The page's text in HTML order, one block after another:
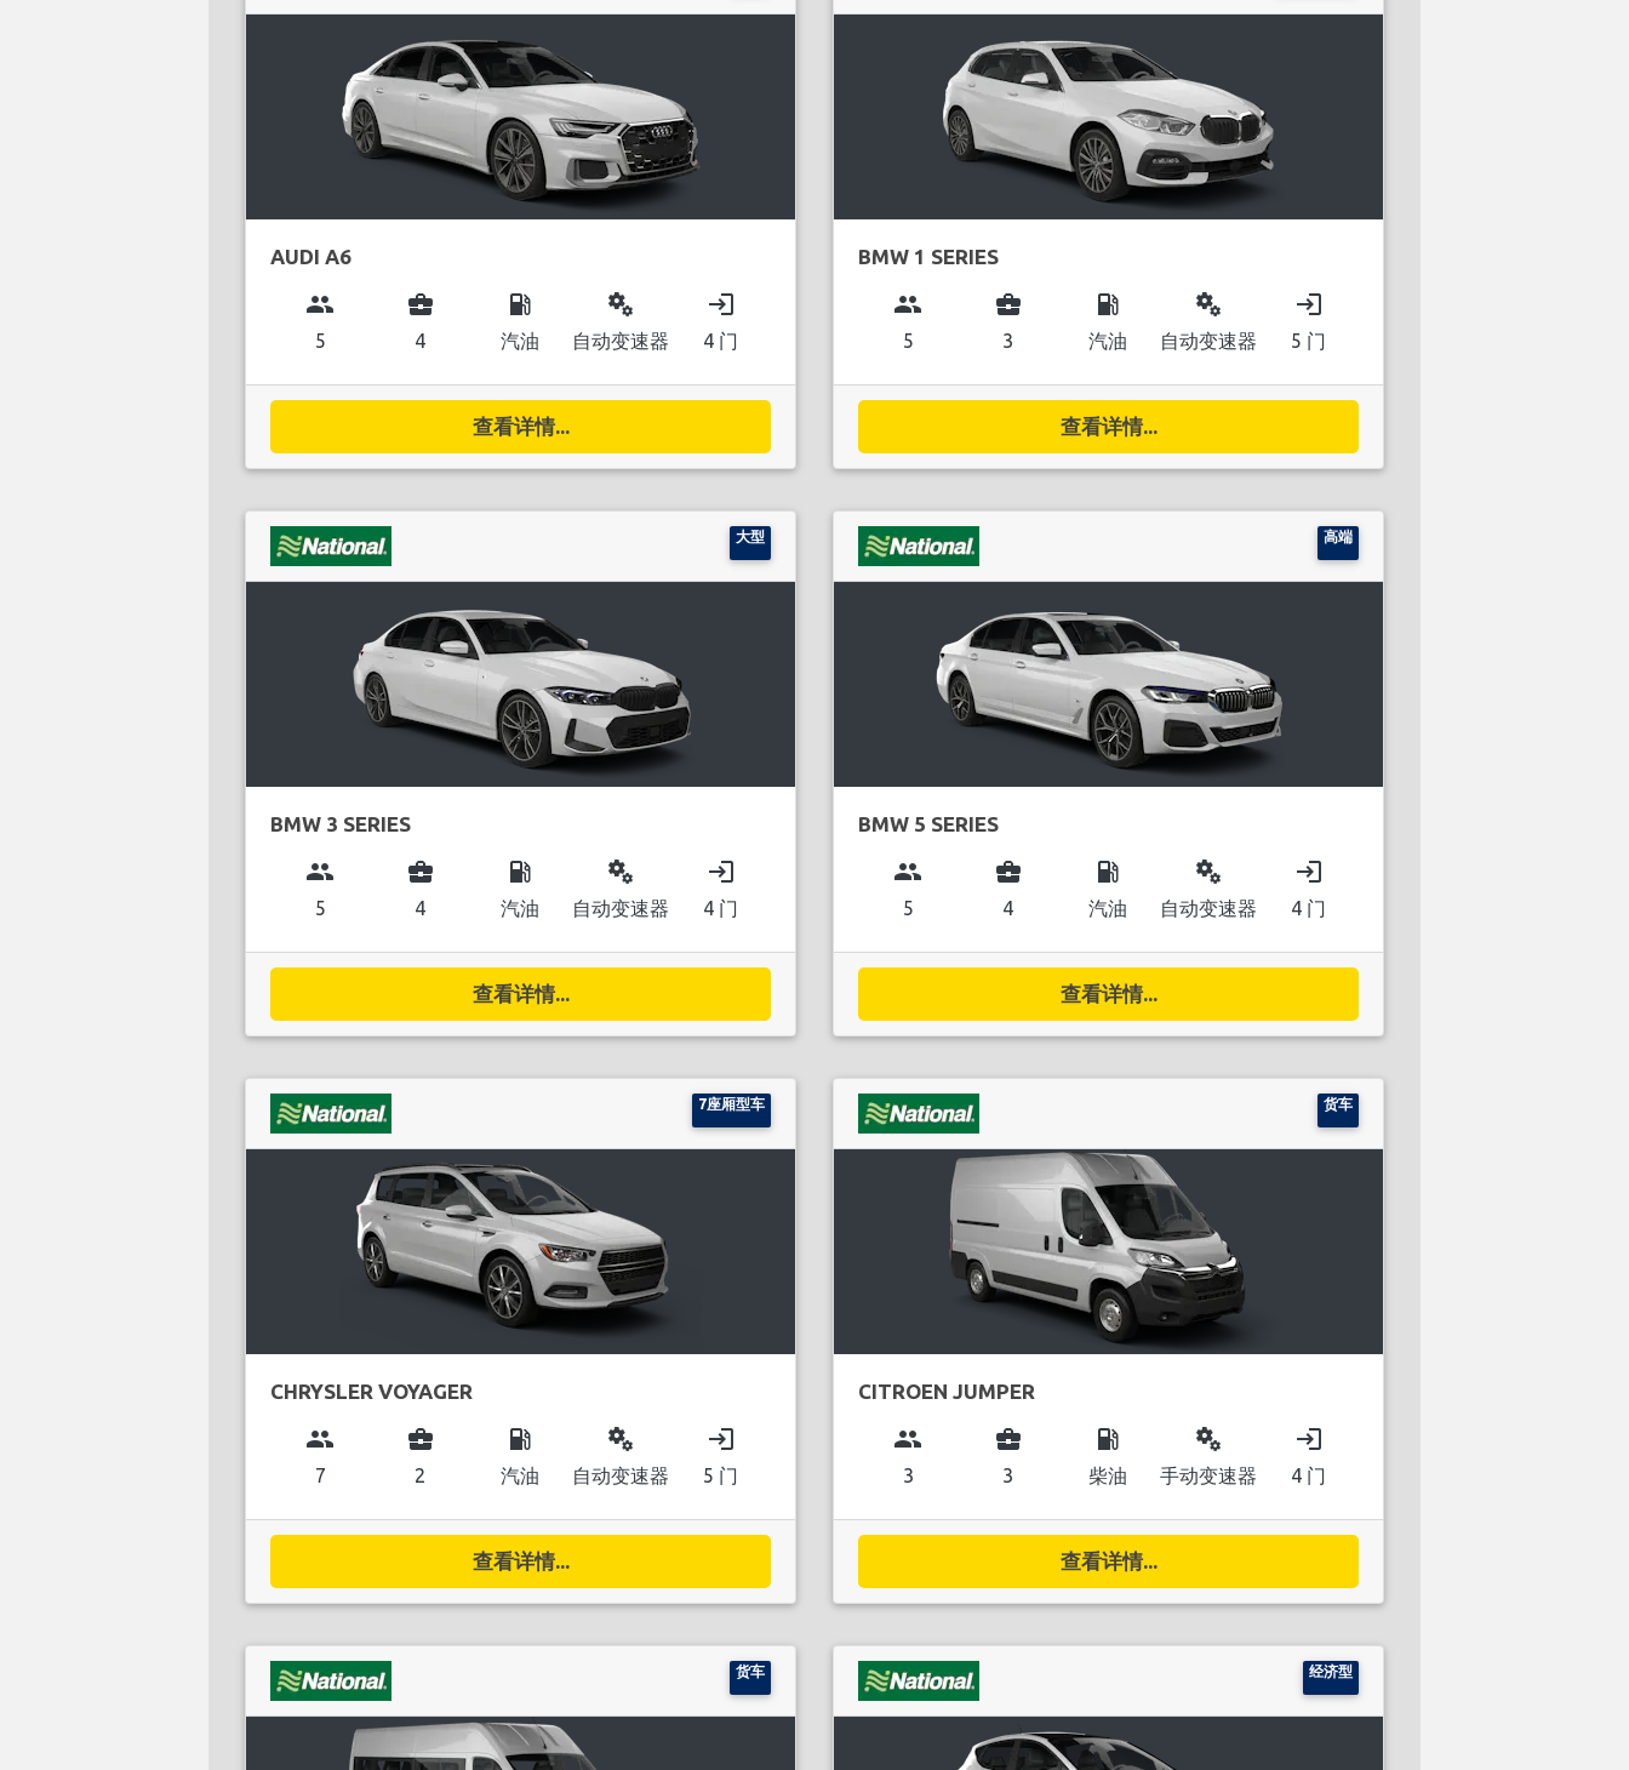
AUDI A6
group
5
business_center
4
local_gas_station
汽油
miscellaneous_services
自动变速器
login
4 门
查看详情...
BMW 1 SERIES
group
5
business_center
3
local_gas_station
汽油
miscellaneous_services
自动变速器
login
5 门
查看详情...
大型
BMW 3 SERIES
group
5
business_center
4
local_gas_station
汽油
miscellaneous_services
自动变速器
login
4 门
查看详情...
高端
BMW 5 SERIES
group
5
business_center
4
local_gas_station
汽油
miscellaneous_services
自动变速器
login
4 门
查看详情...
7座厢型车
CHRYSLER VOYAGER
group
7
business_center
2
local_gas_station
汽油
miscellaneous_services
自动变速器
login
5 门
查看详情...
货车
CITROEN JUMPER
group
3
business_center
3
local_gas_station
柴油
miscellaneous_services
手动变速器
login
4 门
查看详情...
货车 经济型